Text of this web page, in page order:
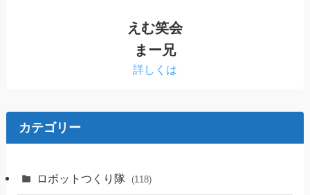
えむ笑会
まー兄
詳しくは
カテゴリー
ロボットつくり隊 (118)